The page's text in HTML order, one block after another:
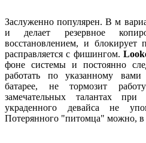
Заслуженно популярен. В м
и делает резервное
восстановлением, и блокирует
расправляется с фишингом.
фоне системы и постоянно
работать по указанному
батарее, не тормозит
замечательных талантах
украденного девайса не
Потерянного "питомца" можно, в